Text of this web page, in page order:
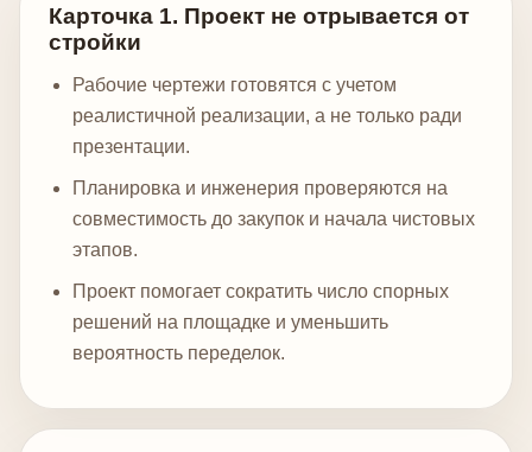
Карточка 1. Проект не отрывается от
стройки
Рабочие чертежи готовятся с учетом
реалистичной реализации, а не только ради
презентации.
Планировка и инженерия проверяются на
совместимость до закупок и начала чистовых
этапов.
Проект помогает сократить число спорных
решений на площадке и уменьшить
вероятность переделок.